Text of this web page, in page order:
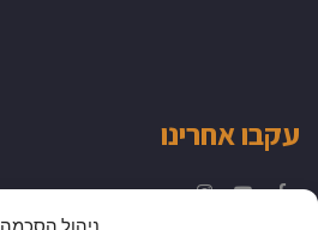
ניהול הסכמה
עקבו אחרינו